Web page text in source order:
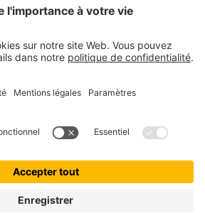
200 000 +
100 000 +
de poils assurées